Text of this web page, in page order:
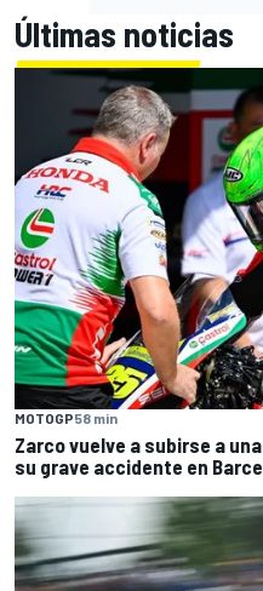
Últimas noticias
MOTOGP58 min
Zarco vuelve a subirse a
su grave accidente en